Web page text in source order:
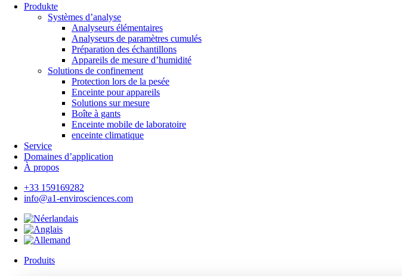
Produkte
Systèmes d’analyse
Analyseurs élémentaires
Analyseurs de paramètres cumulés
Préparation des échantillons
Appareils de mesure d’humidité
Solutions de confinement
Protection lors de la pesée
Enceinte pour appareils
Solutions sur mesure
Boîte à gants
Enceinte mobile de laboratoire
enceinte climatique
Service
Domaines d’application
À propos
+33 159169282
info@a1-envirosciences.com
Produits